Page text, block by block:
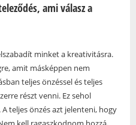
ami válasz a
minket a kreativitásra.
amit másképpen nem
teljes önzéssel és teljes
részt venni. Ez sehol
teljes önzés azt jelenteni, hogy